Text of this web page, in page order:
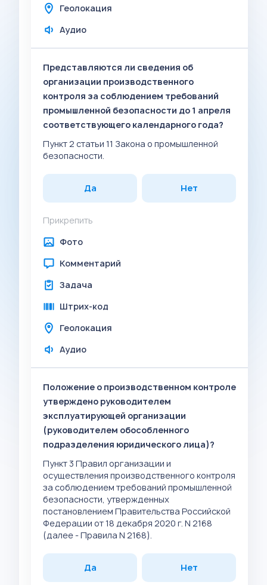
Геолокация
Аудио
Представляются ли сведения об
организации производственного
контроля за соблюдением требований
промышленной безопасности до 1 апреля
соответствующего календарного года?
Пункт 2 статьи 11 Закона о промышленной
безопасности.
Да Нет
Прикрепить
Фото
Комментарий
Задача
Штрих-код
Геолокация
Аудио
Положение о производственном контроле
утверждено руководителем
эксплуатирующей организации
(руководителем обособленного
подразделения юридического лица)?
Пункт 3 Правил организации и
осуществления производственного контроля
за соблюдением требований промышленной
безопасности, утвержденных
постановлением Правительства Российской
Федерации от 18 декабря 2020 г. N 2168
(далее - Правила N 2168).
Да Нет